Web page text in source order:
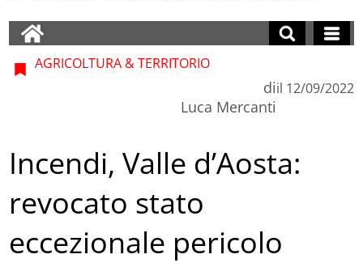
AGRICOLTURA & TERRITORIO
di
Luca Mercanti
il 12/09/2022
Incendi, Valle d’Aosta:
revocato stato
eccezionale pericolo